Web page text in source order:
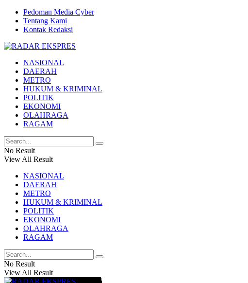
Pedoman Media Cyber
Tentang Kami
Kontak Redaksi
NASIONAL
DAERAH
METRO
HUKUM & KRIMINAL
POLITIK
EKONOMI
OLAHRAGA
RAGAM
No Result
View All Result
NASIONAL
DAERAH
METRO
HUKUM & KRIMINAL
POLITIK
EKONOMI
OLAHRAGA
RAGAM
No Result
View All Result